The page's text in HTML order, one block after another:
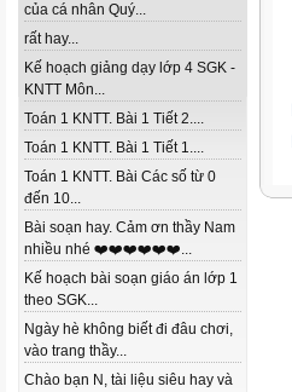
của cá nhân Quý...
rất hay...
Kế hoạch giảng dạy lớp 4 SGK -
KNTT Môn...
Toán 1 KNTT. Bài 1 Tiết 2....
Toán 1 KNTT. Bài 1 Tiết 1....
Toán 1 KNTT. Bài Các số từ 0
đến 10...
Bài soạn hay. Cảm ơn thầy Nam
nhiều nhé ❤️❤️❤️❤️❤️❤️...
Kế hoạch bài soạn giáo án lớp 1
theo SGK...
Ngày hè không biết đi đâu chơi,
vào trang thầy...
Chào bạn N, tài liệu siêu hay và